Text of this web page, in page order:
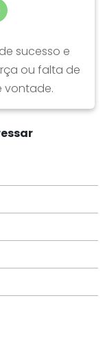
sucesso e
ou falta de
vontade.